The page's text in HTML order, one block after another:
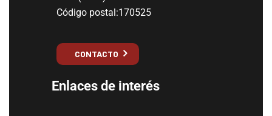
Código postal:170525
CONTACTO
Enlaces de interés